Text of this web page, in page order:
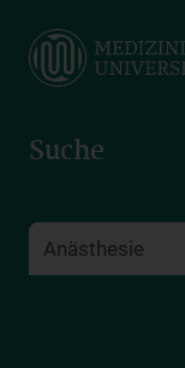
main
Suche